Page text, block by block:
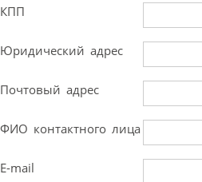
КПП
Юридический адрес
Почтовый адрес
ФИО контактного лица
E-mail